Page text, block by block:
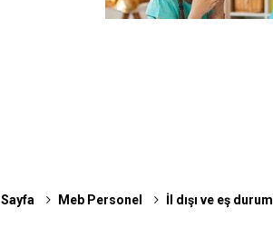
Meb Personel İl dışı ve eş